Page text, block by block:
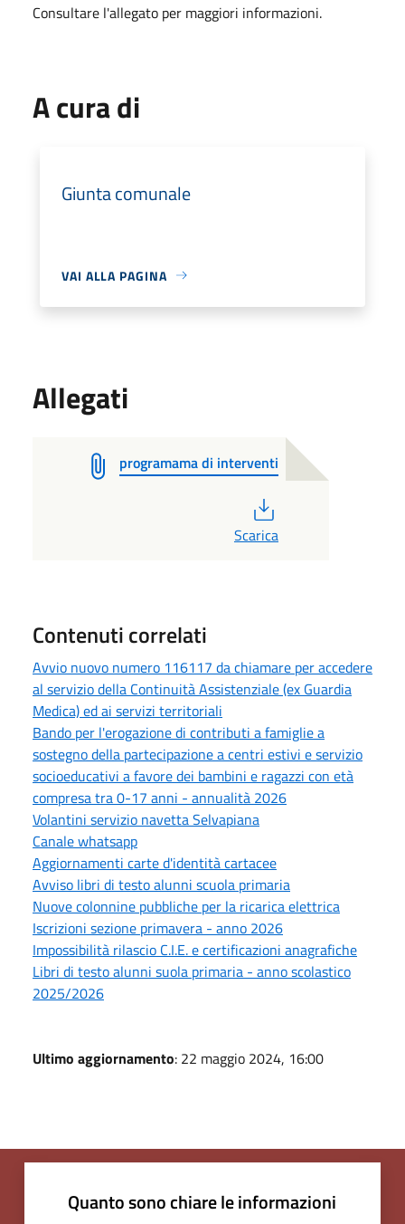
Consultare l'allegato per maggiori informazioni.
A cura di
Giunta comunale
VAI ALLA PAGINA
Allegati
programama di interventi
Scarica
Contenuti correlati
Avvio nuovo numero 116117 da chiamare per accedere
al servizio della Continuità Assistenziale (ex Guardia
Medica) ed ai servizi territoriali
Bando per l'erogazione di contributi a famiglie a
sostegno della partecipazione a centri estivi e servizio
socioeducativi a favore dei bambini e ragazzi con età
compresa tra 0-17 anni - annualità 2026
Volantini servizio navetta Selvapiana
Canale whatsapp
Aggiornamenti carte d'identità cartacee
Avviso libri di testo alunni scuola primaria
Nuove colonnine pubbliche per la ricarica elettrica
Iscrizioni sezione primavera - anno 2026
Impossibilità rilascio C.I.E. e certificazioni anagrafiche
Libri di testo alunni suola primaria - anno scolastico
2025/2026
Ultimo aggiornamento: 22 maggio 2024, 16:00
Quanto sono chiare le informazioni